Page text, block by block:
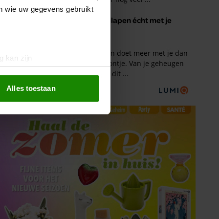
wie uw gegevens gebruikt
kan zijn
partners voor social
die u aan ze heeft
met onze cookies als u
Alles toestaan